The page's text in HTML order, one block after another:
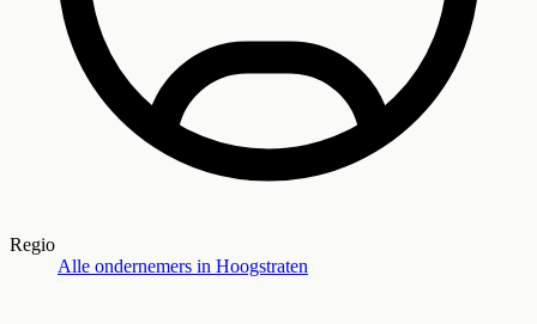
Regio
Alle ondernemers in Hoogstraten